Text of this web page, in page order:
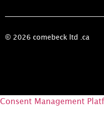
© 2026 comebeck ltd .ca
Consent Management